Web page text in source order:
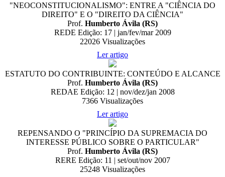
"NEOCONSTITUCIONALISMO": ENTRE A "CIÊNCIA DO
DIREITO" E O "DIREITO DA CIÊNCIA"
Prof. Humberto Ávila (RS)
REDE Edição: 17 | jan/fev/mar 2009
22026 Visualizações
Ler artigo
ESTATUTO DO CONTRIBUINTE: CONTEÚDO E ALCANCE
Prof. Humberto Ávila (RS)
REDAE Edição: 12 | nov/dez/jan 2008
7366 Visualizações
Ler artigo
REPENSANDO O "PRINCÍPIO DA SUPREMACIA DO
INTERESSE PÚBLICO SOBRE O PARTICULAR"
Prof. Humberto Ávila (RS)
RERE Edição: 11 | set/out/nov 2007
25248 Visualizações